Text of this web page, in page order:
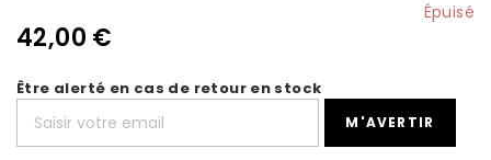
Épuisé
42,00 €
Être alerté en cas de retour en stock
M'AVERTIR